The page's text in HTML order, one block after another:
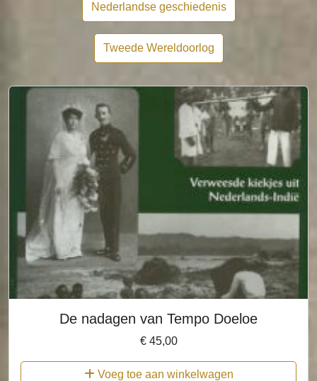
Nederlandse geschiedenis
Tweede Wereldoorlog
De nadagen van Tempo Doeloe
€45,00
Voeg toe aan winkelwagen